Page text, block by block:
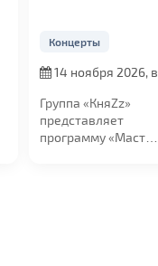
Концерты
14 ноября 2026, в
Группа «КняZz»
представляет
программу «Мастер